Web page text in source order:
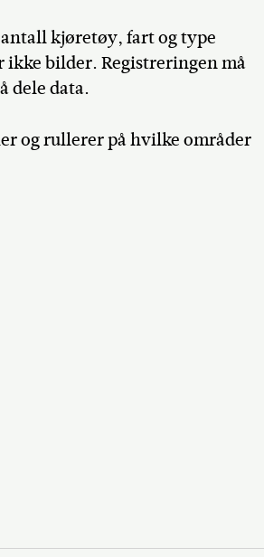
kjøretøy, fart og type
bilder. Registreringen må
dele data.
og rullerer på hvilke områder